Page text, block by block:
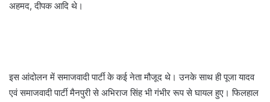
अहमद, दीपक आदि थे।
इस आंदोलन में समाजवादी पार्टी के कई नेता मौजूद थे। उनके साथ ही पूजा यादव
एवं समाजवादी पार्टी मैनपुरी से अभिराज सिंह भी गंभीर रूप से घायल हुए। फिलहाल